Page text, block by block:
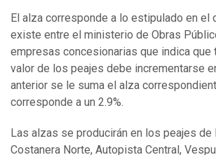
El alza corresponde a lo estipulado en el
existe entre el ministerio de Obras
empresas concesionarias que indica
valor de los peajes debe incrementarse
anterior se le suma el alza
corresponde a un 2.9%.
Las alzas se producirán en los peajes
Costanera Norte, Autopista Central,